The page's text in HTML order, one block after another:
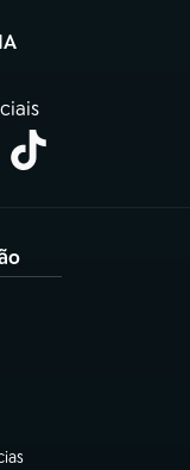
nova aba)